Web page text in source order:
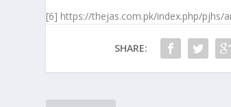
[6] https://thejas.com.pk/index.php/pjhs/
SHARE: